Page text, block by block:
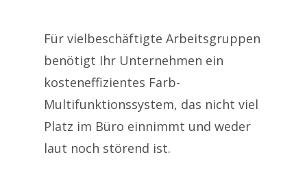
Für vielbeschäftigte Arbeitsgruppen
benötigt Ihr Unternehmen ein
kosteneffizientes Farb-
Multifunktionssystem, das nicht viel
Platz im Büro einnimmt und weder
laut noch störend ist.